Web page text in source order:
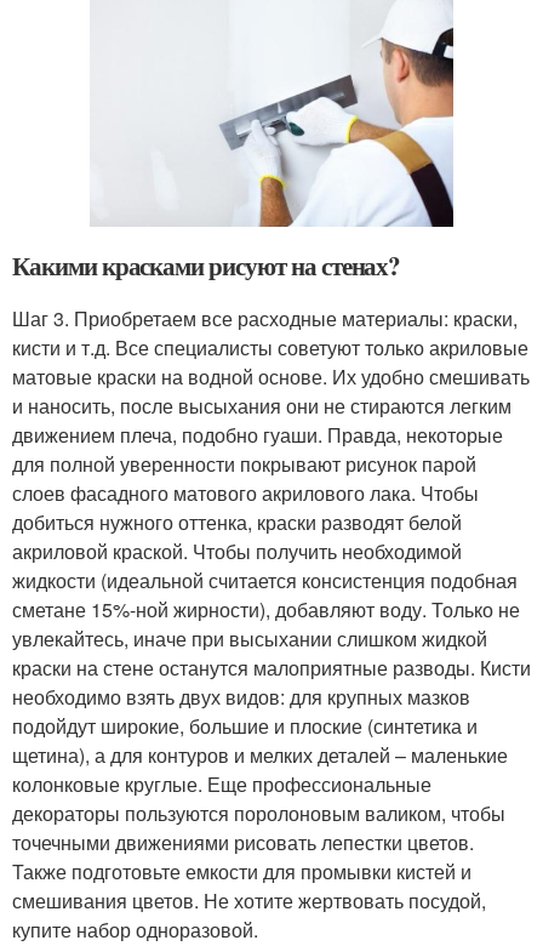
Какими красками рисуют на стенах?
Шаг 3. Приобретаем все расходные материалы: краски,
кисти и т.д. Все специалисты советуют только акриловые
матовые краски на водной основе. Их удобно смешивать
и наносить, после высыхания они не стираются легким
движением плеча, подобно гуаши. Правда, некоторые
для полной уверенности покрывают рисунок парой
слоев фасадного матового акрилового лака. Чтобы
добиться нужного оттенка, краски разводят белой
акриловой краской. Чтобы получить необходимой
жидкости (идеальной считается консистенция подобная
сметане 15%-ной жирности), добавляют воду. Только не
увлекайтесь, иначе при высыхании слишком жидкой
краски на стене останутся малоприятные разводы. Кисти
необходимо взять двух видов: для крупных мазков
подойдут широкие, большие и плоские (синтетика и
щетина), а для контуров и мелких деталей – маленькие
колонковые круглые. Еще профессиональные
декораторы пользуются поролоновым валиком, чтобы
точечными движениями рисовать лепестки цветов.
Также подготовьте емкости для промывки кистей и
смешивания цветов. Не хотите жертвовать посудой,
купите набор одноразовой.